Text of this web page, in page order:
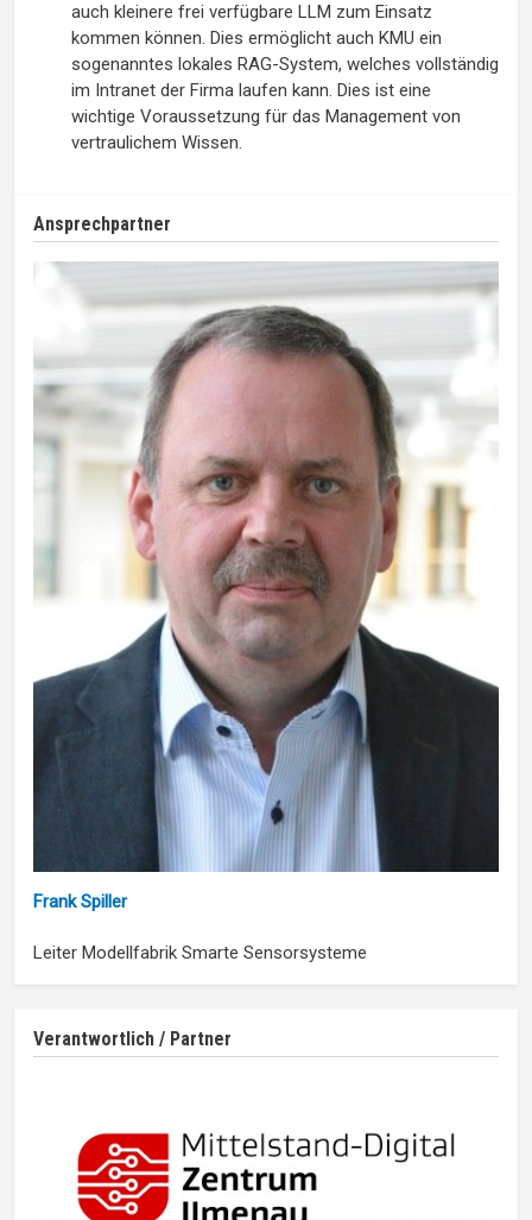
auch kleinere frei verfügbare LLM zum Einsatz
kommen können. Dies ermöglicht auch KMU ein
sogenanntes lokales RAG-System, welches vollständig
im Intranet der Firma laufen kann. Dies ist eine
wichtige Voraussetzung für das Management von
vertraulichem Wissen.
Ansprechpartner
Frank Spiller
Leiter Modellfabrik Smarte Sensorsysteme
Verantwortlich / Partner